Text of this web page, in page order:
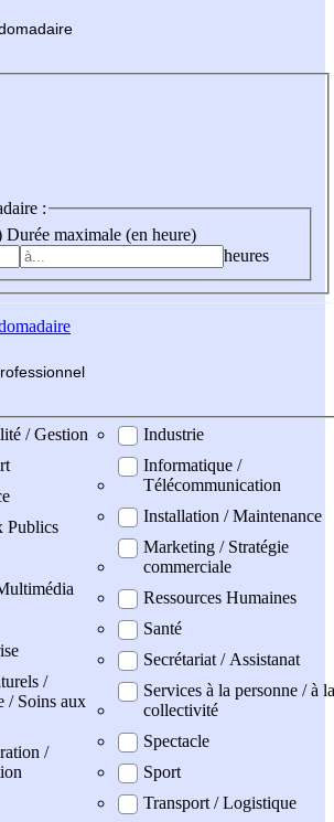
madaire
:
Durée maximale (en heure)
heures
fessionnel
/ Gestion
Publics
/
/ Soins aux
/
Industrie
Informatique /
Télécommunication
Installation / Maintenance
Marketing / Stratégie
commerciale
Ressources Humaines
Santé
Secrétariat / Assistanat
Services à la personne / à la
collectivité
Spectacle
Sport
Transport / Logistique